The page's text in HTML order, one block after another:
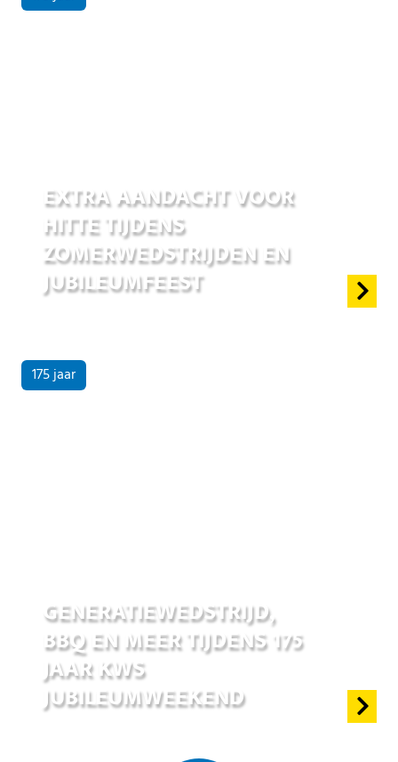
EXTRA AANDACHT VOOR
HITTE TIJDENS
ZOMERWEDSTRIJDEN EN
JUBILEUMFEEST
175 jaar
GENERATIEWEDSTRIJD,
BBQ EN MEER TIJDENS 175
JAAR KWS
JUBILEUMWEEKEND